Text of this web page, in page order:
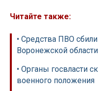
Читайте также:
• Средства ПВО
Воронежской области
• Органы госвласти
военного положения